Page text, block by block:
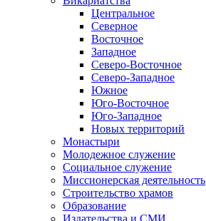
Центральное
Северное
Восточное
Западное
Северо-Восточное
Северо-Западное
Южное
Юго-Восточное
Юго-Западное
Новых территорий
Монастыри
Молодежное служение
Социальное служение
Миссионерская деятельность
Строительство храмов
Образование
Издательства и СМИ